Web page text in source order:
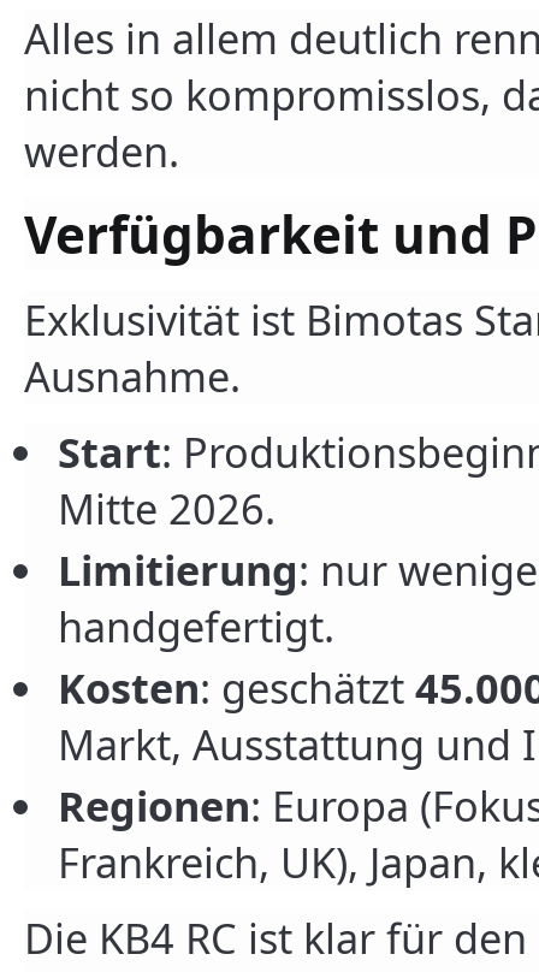
Alles in allem deutlich
nicht so kompromisslos,
werden.
Verfügbarkeit und
Exklusivität ist Bimotas
Ausnahme.
Start:
Mitte 2026.
Limitierung: nur
handgefertigt.
Kosten: geschätzt
Markt, Ausstattung und
Regionen: Europa
Frankreich, UK), Japan,
Die KB4 RC ist klar für